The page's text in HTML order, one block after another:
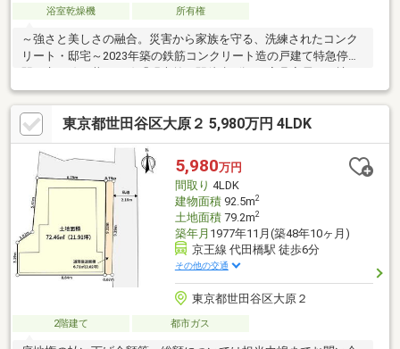
浴室乾燥機
所有権
～強さと美しさの融合。災害から家族を守る、洗練されたコンク
リート・邸宅～2023年築の鉄筋コンクリート造の戸建て特急停車
頂けます～建物について～◆角地に存する2023年7月築 RC造◆
レスコハウス施工◆陽当たり・眺望・通風良好◆水栓付きのルー
フバルコニー （約25.56m2）防水加工のされているソファや机
をお譲り頂けます。◆高級感のある室内、外観まわり～お部屋に
ついて～◆3LDK＋2S＋WIC◆テレワークに対応するワークスペー
ス◆3方面に採光の取れる開口部があり、解放感のある明るいリ
ビング
東京都世田谷区大原２ 5,980万円 4LDK
5,980万円
間取り 4LDK
建物面積92.5m2
土地面積79.2m2
築年月 1977年11月(築48年10ヶ月)
京王線 代田橋駅 徒歩6分
その他の交通
東京都世田谷区大原２
2階建て 都市ガス